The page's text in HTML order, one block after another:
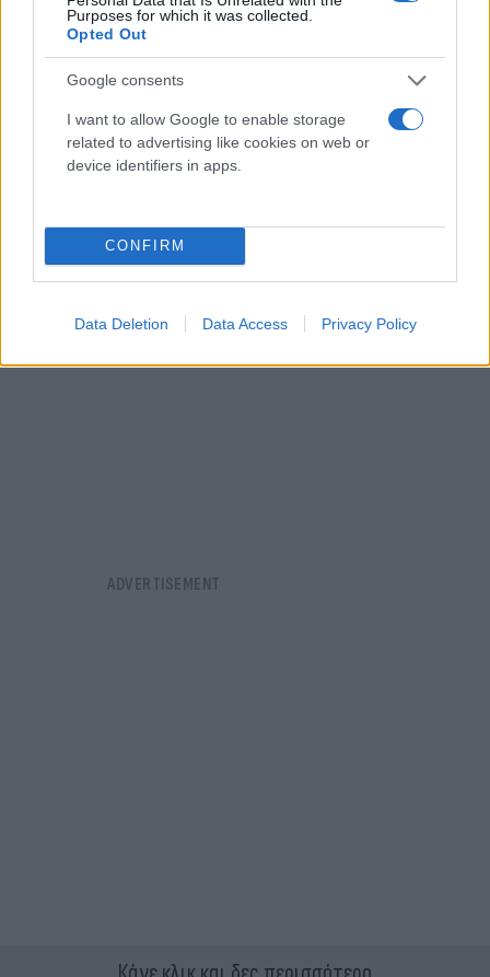
Purposes for which it was collected.
Opted Out
Google consents
I want to allow Google to enable storage
related to advertising like cookies on web or
device identifiers in apps.
CONFIRM
Data Deletion Data Access Privacy Policy
των εθνικών συμφερόντων ασφαλείας. Σύνθετα
ζητήματα εξωτερικής πολιτικής πρέπει να
μελετώνται σε βάθος και δεν επιδέχονται
επιφανειακής και αυθαίρετης ερμηνείας για την
εξυπηρέτηση πολιτικών σκοπιμοτήτων. Απαιτείται
σοβαρότητα ανάλογη της βαρύτητας των